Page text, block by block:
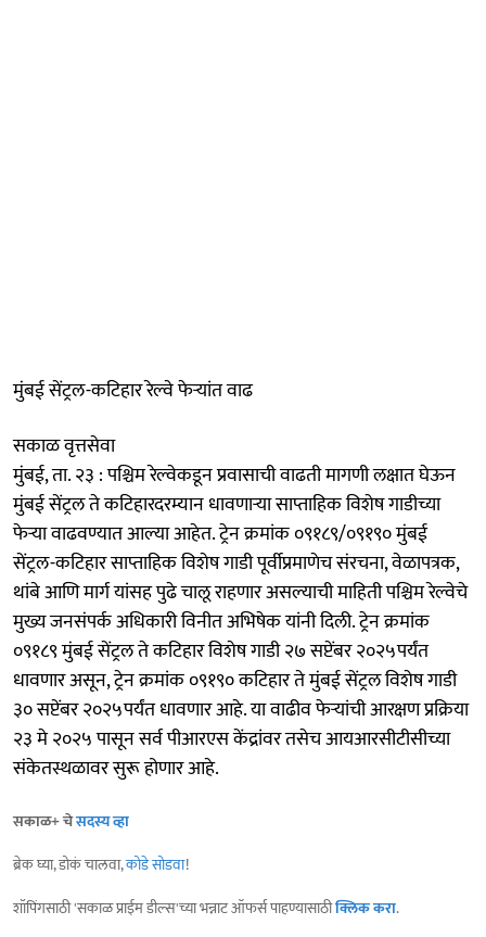
मुंबई सेंट्रल-कटिहार रेल्वे फेऱ्यांत वाढ
सकाळ वृत्तसेवा
मुंबई, ता. २३ : पश्चिम रेल्वेकडून प्रवासाची वाढती मागणी लक्षात घेऊन
मुंबई सेंट्रल ते कटिहारदरम्यान धावणाऱ्या साप्ताहिक विशेष गाडीच्या
फेऱ्या वाढवण्यात आल्या आहेत. ट्रेन क्रमांक ०९१८९/०९१९० मुंबई
सेंट्रल-कटिहार साप्ताहिक विशेष गाडी पूर्वीप्रमाणेच संरचना, वेळापत्रक,
थांबे आणि मार्ग यांसह पुढे चालू राहणार असल्याची माहिती पश्चिम रेल्वेचे
मुख्य जनसंपर्क अधिकारी विनीत अभिषेक यांनी दिली. ट्रेन क्रमांक
०९१८९ मुंबई सेंट्रल ते कटिहार विशेष गाडी २७ सप्टेंबर २०२५पर्यंत
धावणार असून, ट्रेन क्रमांक ०९१९० कटिहार ते मुंबई सेंट्रल विशेष गाडी
३० सप्टेंबर २०२५पर्यंत धावणार आहे. या वाढीव फेऱ्यांची आरक्षण प्रक्रिया
२३ मे २०२५ पासून सर्व पीआरएस केंद्रांवर तसेच आयआरसीटीसीच्या
संकेतस्थळावर सुरू होणार आहे.
सकाळ+ चेसदस्य व्हा
ब्रेक घ्या, डोकं चालवा,कोडे सोडवा!
शॉपिंगसाठी 'सकाळ प्राईम डील्स'च्या भन्नाट ऑफर्स पाहण्यासाठीक्लिक करा.